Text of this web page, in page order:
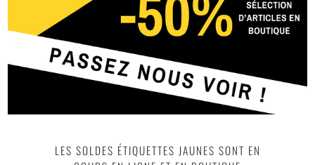
CONTACTEZ-NOUS POUR
INFORMATION (COMPLET!) _FORMATION NANOLEX
DETAILING / ACCRÉDITATION
05-06 NOVEMBRE 2022
ÉPUISÉ ÉPUISÉ
LES SOLDES ÉTIQUETTES JAUNES SONT EN